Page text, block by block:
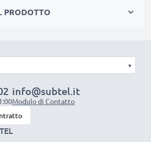
rispettando tutti i più alti
che ti fa anche risparmiare
non il portatile! È la scelta più
che tu possa fare,
l’impatto ambientale.
scegli la lunga durata, non fare
qualità: ordina ora!
PRODOTTO
▾
info@subtel.it
Modulo di Contatto